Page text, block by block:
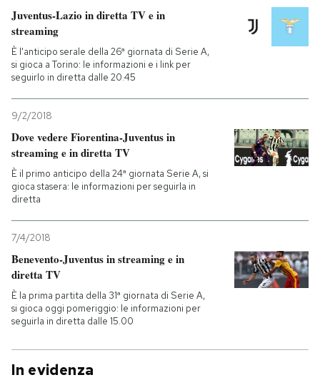
Juventus-Lazio in diretta TV e in
streaming
È l'anticipo serale della 26ª giornata di Serie A,
si gioca a Torino: le informazioni e i link per
seguirlo in diretta dalle 20.45
9/2/2018
Dove vedere Fiorentina-Juventus in
streaming e in diretta TV
È il primo anticipo della 24ª giornata Serie A, si
gioca stasera: le informazioni per seguirla in
diretta
7/4/2018
Benevento-Juventus in streaming e in
diretta TV
È la prima partita della 31ª giornata di Serie A,
si gioca oggi pomeriggio: le informazioni per
seguirla in diretta dalle 15.00
In evidenza